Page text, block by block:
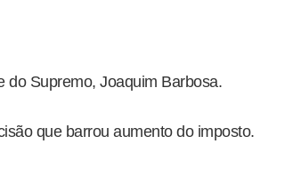
do Supremo, Joaquim Barbosa.
que barrou aumento do imposto.